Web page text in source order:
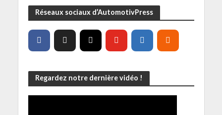
Réseaux sociaux d’AutomotivPress
Regardez notre dernière vidéo !